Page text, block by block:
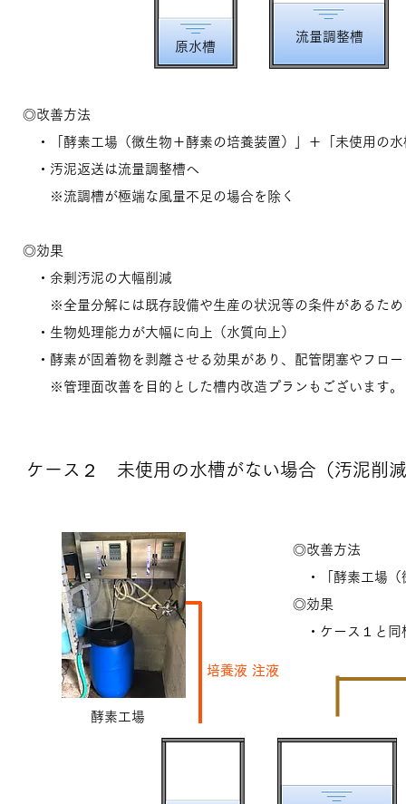
原水槽
流量調整槽
◎改善方法
・「酵素工場（微生物＋酵素の培養装置）」＋「未使用の水
・汚泥返送は流量調整槽へ
​ ※流調槽が極端な風量不足の場合を除く
​◎効果
・余剰汚泥の大幅削減
※全量分解には既存設備や生産の状況等の条件があるため
・生物処理能力が大幅に向上（水質向上）
・酵素が固着物を剥離させる効果があり、配管閉塞やフロ
​ ※管理面改善を目的とした槽内改造プランもございます。
ケース２ 未使用の水槽がない場合（汚泥削
培養液 注液
酵素工場
◎改善方法
・「酵素工場（
◎効果
・ケース１と同